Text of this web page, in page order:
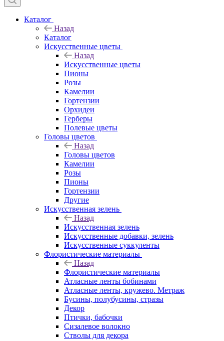
Каталог
Назад
Каталог
Искусственные цветы
Назад
Искусственные цветы
Пионы
Розы
Камелии
Гортензии
Орхидеи
Герберы
Полевые цветы
Головы цветов
Назад
Головы цветов
Камелии
Розы
Пионы
Гортензии
Другие
Искусственная зелень
Назад
Искусственная зелень
Искусственные добавки, зелень
Искусственные суккуленты
Флористические материалы
Назад
Флористические материалы
Атласные ленты бобинами
Атласные ленты, кружево. Метраж
Бусины, полубусины, стразы
Декор
Птички, бабочки
Сизалевое волокно
Стволы для декора